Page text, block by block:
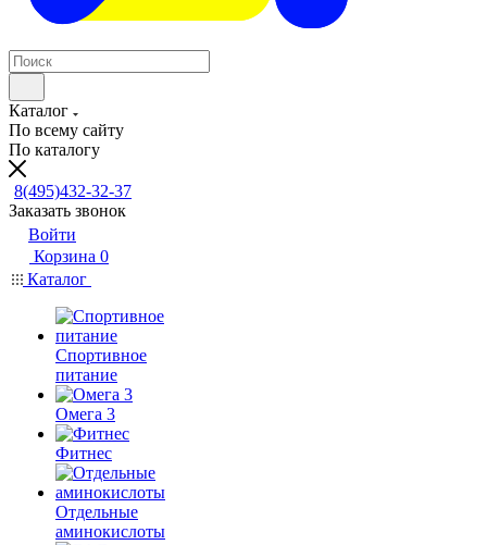
Каталог
По всему сайту
По каталогу
8(495)432-32-37
Заказать звонок
Войти
Корзина 0
Каталог
Спортивное
питание
Омега 3
Фитнес
Отдельные
аминокислоты